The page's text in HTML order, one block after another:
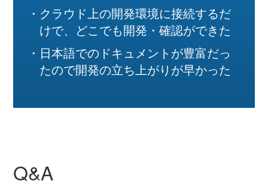
クラウド上の開発環境に接続するだ
けで、どこでも開発・確認ができた
日本語でのドキュメントが豊富だっ
たので開発の立ち上がりが早かった
Q&A